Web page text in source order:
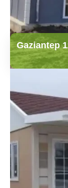
Gaziantep